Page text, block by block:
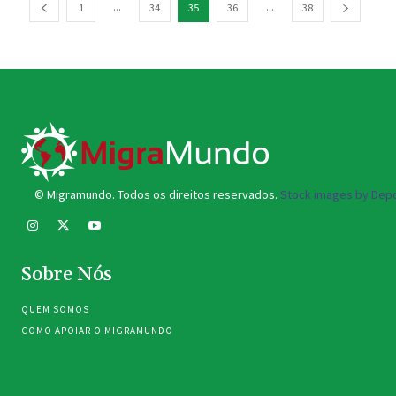
1 ... 34 35 36 ... 38
© Migramundo. Todos os direitos reservados. Stock images by
Sobre Nós
QUEM SOMOS
COMO APOIAR O MIGRAMUNDO